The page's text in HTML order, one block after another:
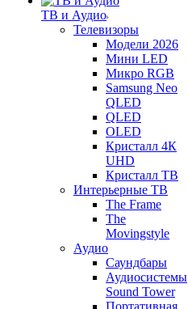
ТВ и Аудио
Телевизоры
Модели 2026
Мини LED
Микро RGB
Samsung Neo
QLED
QLED
OLED
Кристалл 4К
UHD
Кристалл ТВ
Интерьерные ТВ
The Frame
The
Movingstyle
Аудио
Саундбары
Аудиосистемы
Sound Tower
Портативная